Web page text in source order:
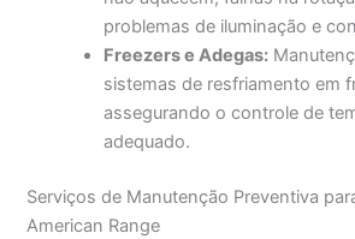
problemas de iluminação e
Freezers e Adegas:
sistemas de resfriamento em
assegurando o controle de
adequado.
Serviços de Manutenção Preventiva
American Range